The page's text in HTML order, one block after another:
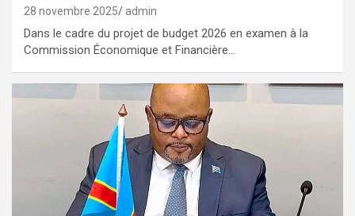
28 novembre 2025 admin
Dans le cadre du projet de budget 2026 en examen à la
Commission Économique et Financière…